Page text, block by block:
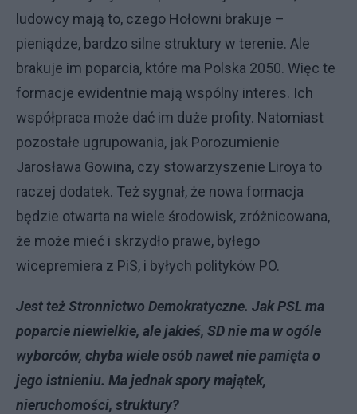
ludowcy mają to, czego Hołowni brakuje –
pieniądze, bardzo silne struktury w terenie. Ale
brakuje im poparcia, które ma Polska 2050. Więc te
formacje ewidentnie mają wspólny interes. Ich
współpraca może dać im duże profity. Natomiast
pozostałe ugrupowania, jak Porozumienie
Jarosława Gowina, czy stowarzyszenie Liroya to
raczej dodatek. Też sygnał, że nowa formacja
będzie otwarta na wiele środowisk, zróżnicowana,
że może mieć i skrzydło prawe, byłego
wicepremiera z PiS, i byłych polityków PO.
Jest też Stronnictwo Demokratyczne. Jak PSL ma
poparcie niewielkie, ale jakieś, SD nie ma w ogóle
wyborców, chyba wiele osób nawet nie pamięta o
jego istnieniu. Ma jednak spory majątek,
nieruchomości, struktury?